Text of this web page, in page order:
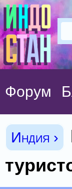
Форум
Индия ›